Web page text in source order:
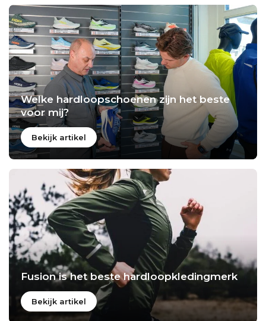
Welke hardloopschoenen zijn het beste
voor mij?
Bekijk artikel
Fusion is het beste hardloopkledingmerk
Bekijk artikel